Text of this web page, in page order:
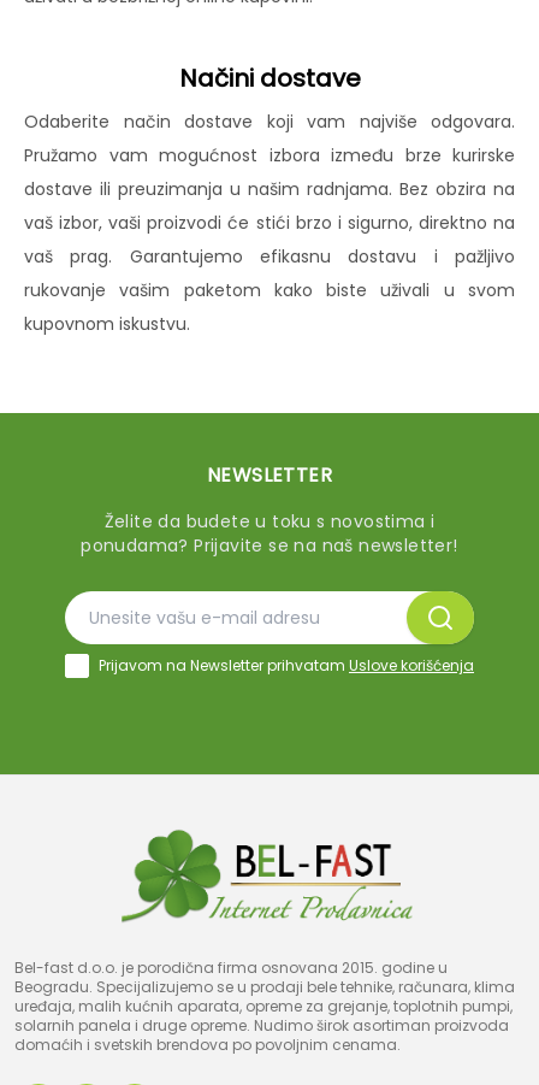
Načini dostave
Odaberite način dostave koji vam najviše odgovara.
Pružamo vam mogućnost izbora između brze kurirske
dostave ili preuzimanja u našim radnjama. Bez obzira na
vaš izbor, vaši proizvodi će stići brzo i sigurno, direktno na
vaš prag. Garantujemo efikasnu dostavu i pažljivo
rukovanje vašim paketom kako biste uživali u svom
kupovnom iskustvu.
NEWSLETTER
Želite da budete u toku s novostima i
ponudama? Prijavite se na naš newsletter!
Prijavom na Newsletter prihvatam Uslove korišćenja
Bel-fast d.o.o. je porodična firma osnovana 2015. godine u
Beogradu. Specijalizujemo se u prodaji bele tehnike, računara, klima
uređaja, malih kućnih aparata, opreme za grejanje, toplotnih pumpi,
solarnih panela i druge opreme. Nudimo širok asortiman proizvoda
domaćih i svetskih brendova po povoljnim cenama.